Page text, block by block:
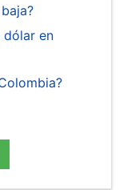
dólar en